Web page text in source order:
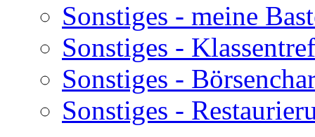
Sonstiges - meine
Sonstiges -
Sonstiges -
Sonstiges -